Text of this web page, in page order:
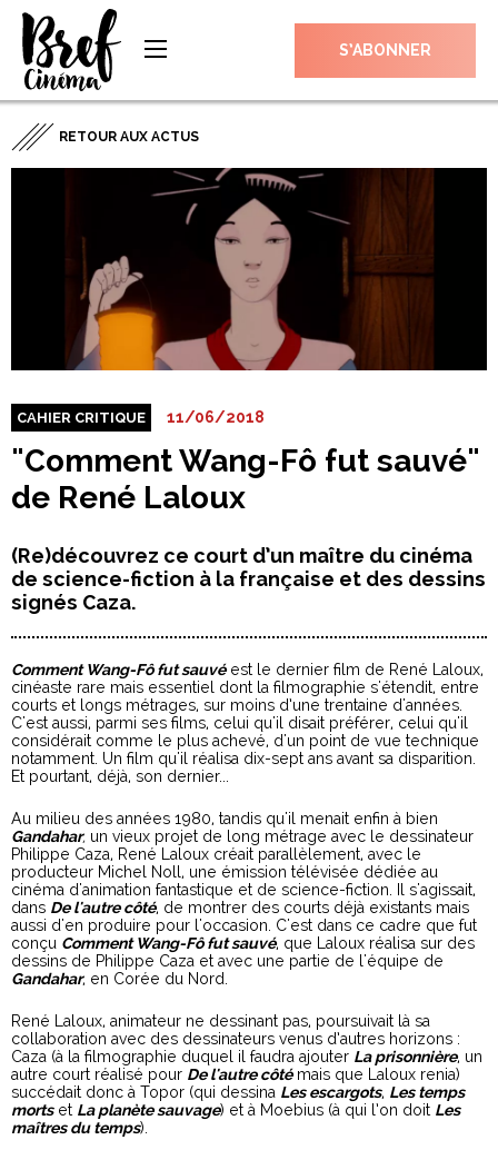
S’ABONNER
RETOUR AUX ACTUS
CAHIER CRITIQUE 11/06/2018
"Comment Wang-Fô fut sauvé"
de René Laloux
(Re)découvrez ce court d’un maître du cinéma
de science-fiction à la française et des dessins
signés Caza.
Comment Wang-Fô fut sauvé est le dernier film de René Laloux,
cinéaste rare mais essentiel dont la filmographie s'étendit, entre
courts et longs métrages, sur moins d’une trentaine d'années.
C'est aussi, parmi ses films, celui qu'il disait préférer, celui qu'il
considérait comme le plus achevé, d'un point de vue technique
notamment. Un film qu'il réalisa dix-sept ans avant sa disparition.
Et pourtant, déjà, son dernier...
Au milieu des années 1980, tandis qu'il menait enfin à bien
Gandahar, un vieux projet de long métrage avec le dessinateur
Philippe Caza, René Laloux créait parallèlement, avec le
producteur Michel Noll, une émission télévisée dédiée au
cinéma d'animation fantastique et de science-fiction. Il s'agissait,
dans De l'autre côté, de montrer des courts déjà existants mais
aussi d'en produire pour l'occasion. C'est dans ce cadre que fut
conçu Comment Wang-Fô fut sauvé, que Laloux réalisa sur des
dessins de Philippe Caza et avec une partie de l'équipe de
Gandahar, en Corée du Nord.
René Laloux, animateur ne dessinant pas, poursuivait là sa
collaboration avec des dessinateurs venus d’autres horizons :
Caza (à la filmographie duquel il faudra ajouter La prisonnière, un
autre court réalisé pour De l'autre côté mais que Laloux renia)
succédait donc à Topor (qui dessina Les escargots, Les temps
morts et La planète sauvage) et à Moebius (à qui l’on doit Les
maîtres du temps).